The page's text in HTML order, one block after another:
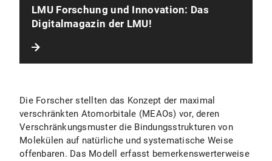
LMU Forschung und Innovation: Das
Digitalmagazin der LMU!
Die Forscher stellten das Konzept der maximal
verschränkten Atomorbitale (MEAOs) vor, deren
Verschränkungsmuster die Bindungsstrukturen von
Molekülen auf natürliche und systematische Weise
offenbaren. Das Modell erfasst bemerkenswerterweise